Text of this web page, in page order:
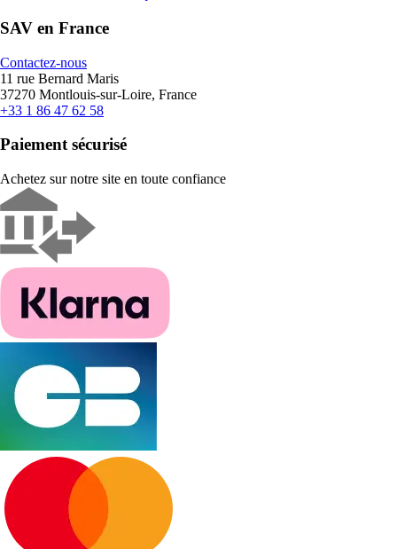
SAV en France
Contactez-nous
11 rue Bernard Maris
37270 Montlouis-sur-Loire, France
+33 1 86 47 62 58
Paiement sécurisé
Achetez sur notre site en toute confiance